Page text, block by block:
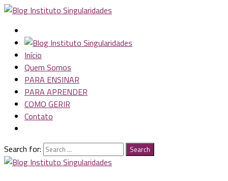
Início
Quem Somos
PARA ENSINAR
PARA APRENDER
COMO GERIR
Contato
Search for: Search